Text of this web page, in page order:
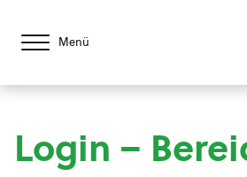
Menü
Login –